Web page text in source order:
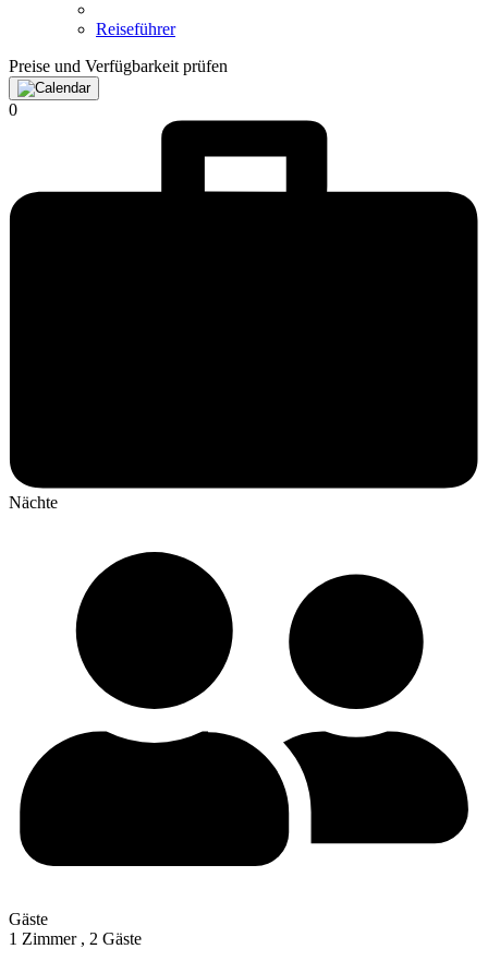
Reiseführer
Preise und Verfügbarkeit prüfen
0
Nächte
Gäste
1 Zimmer , 2 Gäste